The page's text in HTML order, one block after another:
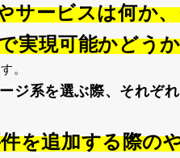
サービスは何か
実現可能かどうか
。
ジ系を選ぶ際、 それぞ
を追加する際の